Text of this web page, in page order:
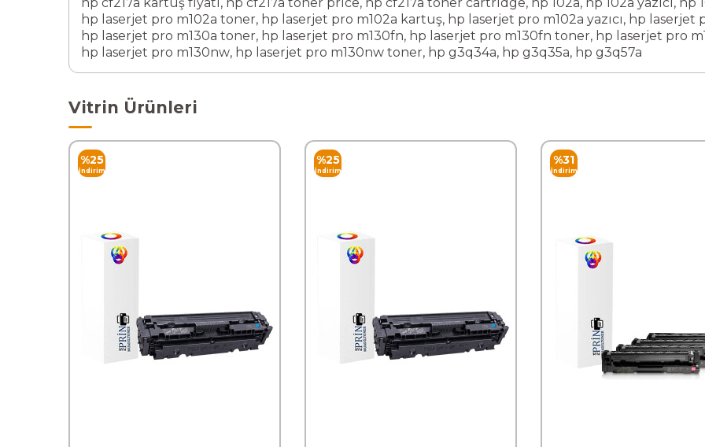
hp laserjet pro m102a toner, hp laserjet pro m102a kartuş, hp laserjet pro m102a yazıcı, hp laserjet
hp laserjet pro m130a toner, hp laserjet pro m130fn, hp laserjet pro m130fn toner, hp laserjet pro
hp laserjet pro m130nw, hp laserjet pro m130nw toner, hp g3q34a, hp g3q35a, hp g3q57a
Vitrin Ürünleri
%25
İndirim
%25
İndirim
%31
İndirim